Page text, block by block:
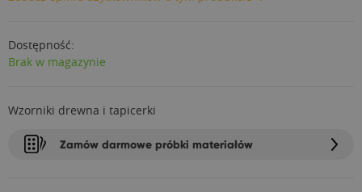
Dostępność:
Brak w magazynie
Wzorniki drewna i tapicerki
Zamów darmowe próbki materiałów